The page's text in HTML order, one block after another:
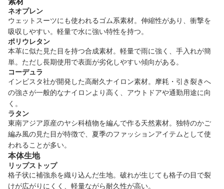
ネオプレン
ウェットスーツにも使われるゴム系素材。伸縮性があり、衝撃を
吸収しやすい。軽量で水に強い特性を持つ。
ポリウレタン
本革に似た見た目を持つ合成素材。軽量で雨に強く、手入れが簡
単。ただし長期使用で表面が劣化しやすい傾向がある。
コーデュラ
インビスタ社が開発した高耐久ナイロン素材。摩耗・引き裂きへ
の強さが一般的なナイロンより高く、アウトドアや通勤用途に向
く。
ラタン
東南アジア原産のヤシ科植物を編んで作る天然素材。独特のかご
編み風の見た目が特徴で、夏季のファッションアイテムとして使
われることが多い。
本体生地
リップストップ
格子状に補強糸を織り込んだ生地。破れが生じても格子の目で裂
けが広がりにくく、軽量ながら耐久性が高い。